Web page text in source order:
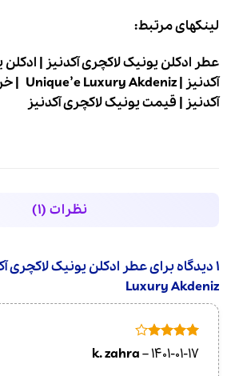
لینکهای مرتبط:
عطر ادکلن یونیک لاکچری آکدنیز | ادکلن
آکدنیز |
|
آکدنیز | قیمت یونیک لاکچری آکدنیز
نظرات (1)
1 دیدگاه برای
Luxury Akdeniz
امتیاز 4
از 5
k. zahra–1401-01-17